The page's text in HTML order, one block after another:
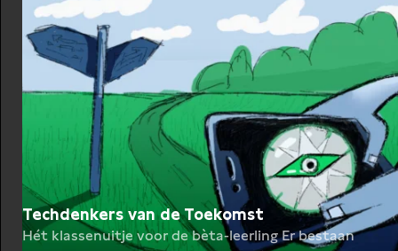
Techdenkers van de Toekomst
Hét klassenuitje voor de bèta-leerling Er bestaan